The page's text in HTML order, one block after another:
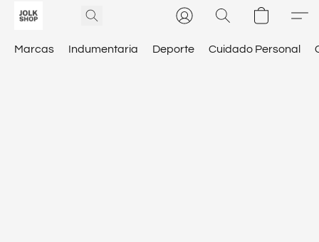
Marcas Indumentaria Deporte Cuidado Personal